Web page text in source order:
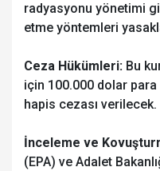
radyasyonu yönetimi
etme yöntemleri
Ceza Hükümleri: Bu
için 100.000 dolar para
hapis cezası verilecek.
İnceleme ve
(EPA) ve Adalet